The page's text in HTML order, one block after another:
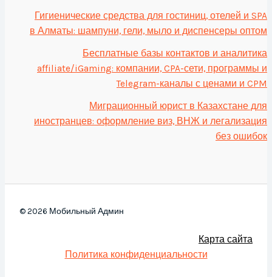
Гигиенические средства для гостиниц, отелей и SPA
в Алматы: шампуни, гели, мыло и диспенсеры оптом
Бесплатные базы контактов и аналитика
affiliate/iGaming: компании, CPA-сети, программы и
Telegram-каналы с ценами и CPM
Миграционный юрист в Казахстане для
иностранцев: оформление виз, ВНЖ и легализация
без ошибок
© 2026 Мобильный Админ
Карта сайта
Политика конфиденциальности